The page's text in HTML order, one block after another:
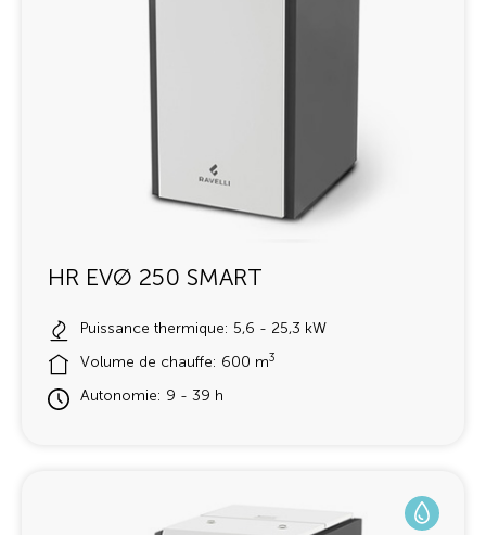
HR EVØ 250 SMART
Puissance thermique: 5,6 - 25,3 kW
Volume de chauffe: 600 m3
Autonomie: 9 - 39 h